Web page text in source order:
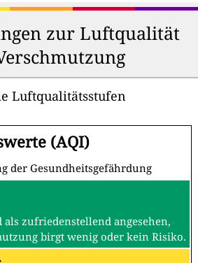
zur Luftqualität
Luftqualitätsstufen
(AQI)
der Gesundheitsgefährdung
zufriedenstellend angesehen,
birgt wenig oder kein Risiko.